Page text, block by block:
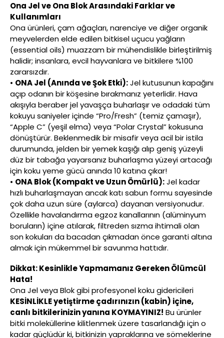
Ona Jel ve Ona Blok Arasındaki Farklar ve
Kullanımları
Ona ürünleri, çam ağaçları, narenciye ve diğer organik
meyvelerden elde edilen bitkisel uçucu yağların
(essential oils) muazzam bir mühendislikle birleştirilmiş
halidir; insanlara, evcil hayvanlara ve bitkilere %100
zararsızdır.
• ONA Jel (Anında ve Şok Etki):Jel kutusunun kapağını
açıp odanın bir köşesine bırakmanız yeterlidir. Hava
akışıyla beraber jel yavaşça buharlaşır ve odadaki tüm
kokuyu saniyeler içinde “Pro/Fresh” (temiz çamaşır),
“Apple C” (yeşil elma) veya “Polar Crystal” kokusuna
dönüştürür. Beklenmedik bir misafir veya acil bir istila
durumunda, jelden bir yemek kaşığı alıp geniş yüzeyli
düz bir tabağa yayarsanız buharlaşma yüzeyi artacağı
için koku yeme gücü anında 10 katına çıkar!
• ONA Blok (Kompakt ve Uzun Ömürlü):Jel kadar
hızlı buharlaşmayan ancak katı sabun formu sayesinde
çok daha uzun süre (aylarca) dayanan versiyonudur.
Özellikle havalandırma egzoz kanallarının (alüminyum
boruların) içine atılarak, filtreden sızma ihtimali olan
son kokuları da bacadan çıkmadan önce garanti altına
almak için mükemmel bir savunma hattıdır.
Dikkat: Kesinlikle Yapmamanız Gereken Ölümcül
Hata!
Ona Jel veya Blok gibi profesyonel koku gidericileri
KESİNLİKLE yetiştirme çadırınızın (kabin) içine,
canlı bitkilerinizin yanına KOYMAYINIZ! Bu ürünler
bitki moleküllerine kilitlenmek üzere tasarlandığı için o
kadar güçlüdür ki, bitkinizin yapraklarına ve sömeklerine